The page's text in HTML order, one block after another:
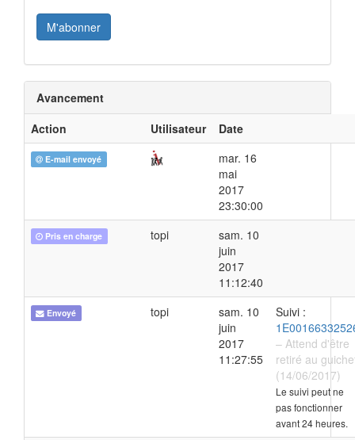
Avancement
Action
Utilisateur Date
E-mail envoyé
mar. 16
mai
2017
23:30:00
Pris en charge topi
sam. 10
juin
2017
11:12:40
Envoyé topi
sam. 10
juin
2017
11:27:55
Suivi :
– Attend d'être
retiré au
(14/06/2017)
Le suivi peut ne
pas fonctionner
avant 24 heures.